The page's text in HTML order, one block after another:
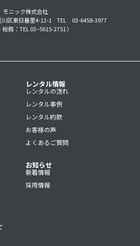
モニック株式会社
区東日暮里4-12-1
TEL 03-6458-3977
総務：TEL 03–5615-2751 ）
レンタル情報
レンタルの流れ
レンタル事例
レンタル約款
お客様の声
よくあるご質問
お知らせ
新着情報
採用情報